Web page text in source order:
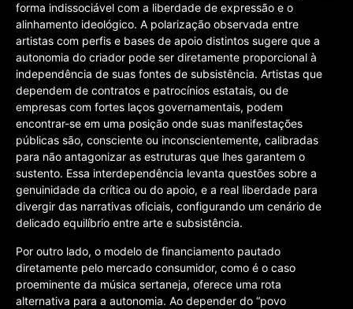
forma indissociável com a liberdade de expressão e o
alinhamento ideológico. A polarização observada entre
artistas com perfis e bases de apoio distintos sugere que a
autonomia do criador pode ser diretamente proporcional à
independência de suas fontes de subsistência. Artistas que
dependem de contratos e patrocínios estatais, ou de
empresas com fortes laços governamentais, podem
encontrar-se em uma posição onde suas manifestações
públicas são, consciente ou inconscientemente, calibradas
para não antagonizar as estruturas que lhes garantem o
sustento. Essa interdependência levanta questões sobre a
genuinidade da crítica ou do apoio, e a real liberdade para
divergir das narrativas oficiais, configurando um cenário de
delicado equilíbrio entre arte e subsistência.
Por outro lado, o modelo de financiamento pautado
diretamente pelo mercado consumidor, como é o caso
proeminente da música sertaneja, oferece uma rota
alternativa para a autonomia. Ao depender do “povo